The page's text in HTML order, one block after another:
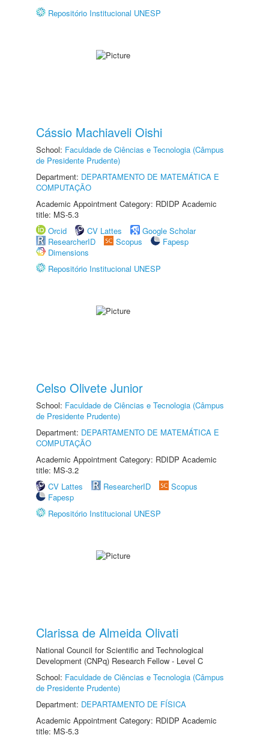
Repositório Institucional UNESP
Cássio Machiaveli Oishi
School: Faculdade de Ciências e Tecnologia (Câmpus
de Presidente Prudente)
Department: DEPARTAMENTO DE MATEMÁTICA E
COMPUTAÇÃO
Academic Appointment Category: RDIDP Academic
title: MS-5.3
Orcid
CV Lattes
Google Scholar
ResearcherID
Scopus
Fapesp
Dimensions
Repositório Institucional UNESP
Celso Olivete Junior
School: Faculdade de Ciências e Tecnologia (Câmpus
de Presidente Prudente)
Department: DEPARTAMENTO DE MATEMÁTICA E
COMPUTAÇÃO
Academic Appointment Category: RDIDP Academic
title: MS-3.2
CV Lattes
ResearcherID
Scopus
Fapesp
Repositório Institucional UNESP
Clarissa de Almeida Olivati
National Council for Scientific and Technological
Development (CNPq) Research Fellow - Level C
School: Faculdade de Ciências e Tecnologia (Câmpus
de Presidente Prudente)
Department: DEPARTAMENTO DE FÍSICA
Academic Appointment Category: RDIDP Academic
title: MS-5.3